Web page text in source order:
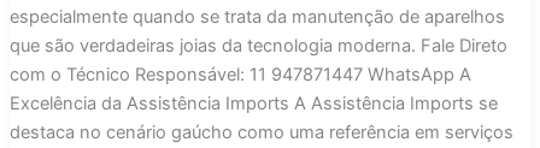
especialmente quando se trata da manutenção de aparelhos
que são verdadeiras joias da tecnologia moderna. Fale Direto
com o Técnico Responsável: 11 947871447 WhatsApp A
Excelência da Assistência Imports A Assistência Imports se
destaca no cenário gaúcho como uma referência em serviços